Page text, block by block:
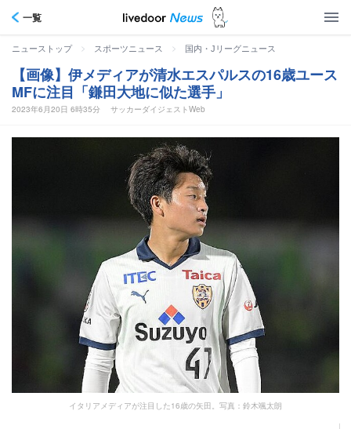
一覧
ニューストップ > スポーツニュース > 国内・Jリーグニュース
【画像】伊メディアが清水エスパルスの16歳ユース
MFに注目「鎌田大地に似た選手」
2023年6月20日 6時35分 サッカーダイジェストWeb
イタリアメディアが注目した16歳の矢田。写真：鈴木颯太朗